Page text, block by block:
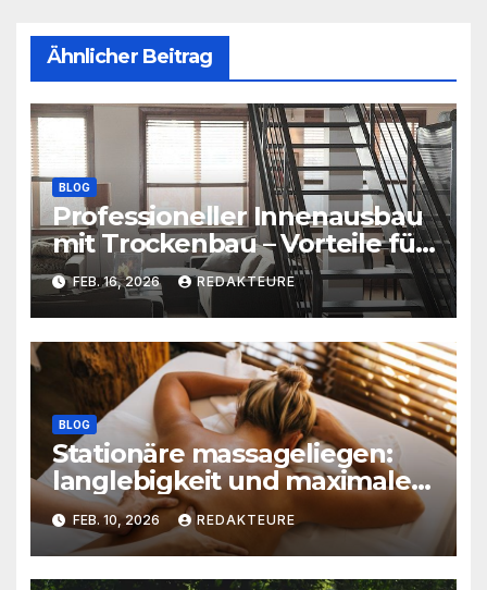
Ähnlicher Beitrag
BLOG
Professioneller Innenausbau
mit Trockenbau – Vorteile für
Neubau und Sanierung
FEB. 16, 2026 REDAKTEURE
BLOG
Stationäre massageliegen:
langlebigkeit und maximaler
patientenkomfort
FEB. 10, 2026 REDAKTEURE